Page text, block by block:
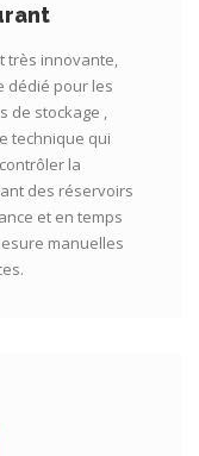
très innovante,
dédié pour les
de stockage ,
technique qui
la
des réservoirs
et en temps
manuelles